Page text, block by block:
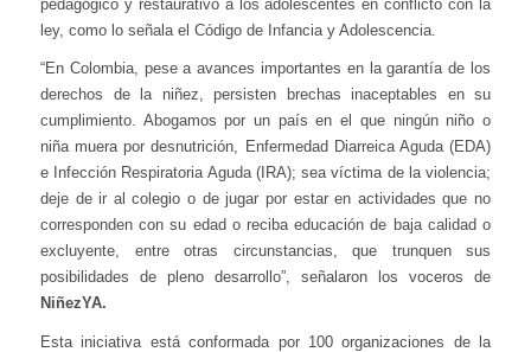
pedagógico y restaurativo a los adolescentes en conflicto con la
ley, como lo señala el Código de Infancia y Adolescencia.
“En Colombia, pese a avances importantes en la garantía de los
derechos de la niñez, persisten brechas inaceptables en su
cumplimiento. Abogamos por un país en el que ningún niño o
niña muera por desnutrición, Enfermedad Diarreica Aguda (EDA)
e Infección Respiratoria Aguda (IRA); sea víctima de la violencia;
deje de ir al colegio o de jugar por estar en actividades que no
corresponden con su edad o reciba educación de baja calidad o
excluyente, entre otras circunstancias, que trunquen sus
posibilidades de pleno desarrollo”, señalaron los voceros de
NiñezYA.
Esta iniciativa está conformada por 100 organizaciones de la